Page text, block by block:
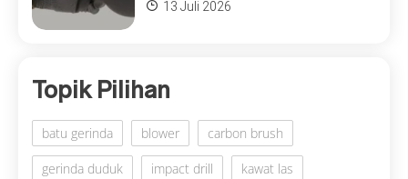
13 Juli 2026
Topik Pilihan
batu gerinda blower carbon brush
gerinda duduk impact drill kawat las